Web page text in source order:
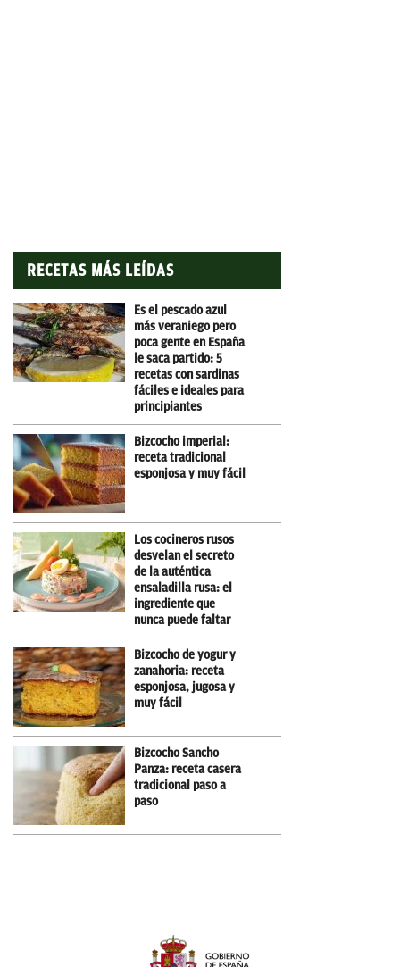
RECETAS MÁS LEÍDAS
Es el pescado azul
más veraniego pero
poca gente en España
le saca partido: 5
recetas con sardinas
fáciles e ideales para
principiantes
Bizcocho imperial:
receta tradicional
esponjosa y muy fácil
Los cocineros rusos
desvelan el secreto
de la auténtica
ensaladilla rusa: el
ingrediente que
nunca puede faltar
Bizcocho de yogur y
zanahoria: receta
esponjosa, jugosa y
muy fácil
Bizcocho Sancho
Panza: receta casera
tradicional paso a
paso